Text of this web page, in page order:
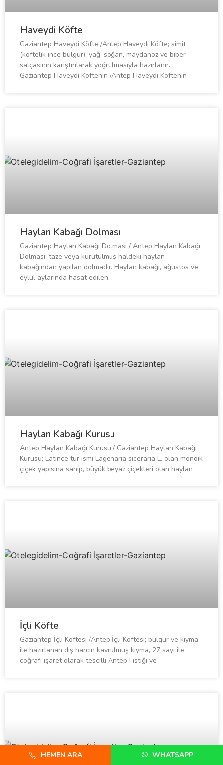
Haveydi Köfte
Gaziantep Haveydi Köfte /Antep Haveydi Köfte; simit
(köftelik ince bulgur), yağ, soğan, maydanoz ve biber
salçasının karıştırılarak yoğrulmasıyla hazırlanır.
Gaziantep Haveydi Köftenin /Antep Haveydi Köftenin
Haylan Kabağı Dolması
Gaziantep Haylan Kabağı Dolması / Antep Haylan Kabağı
Dolması; taze veya kurutulmuş haldeki haylan
kabağından yapılan dolmadır. Haylan kabağı, ağustos ve
eylül aylarında hasat edilen,
Haylan Kabağı Kurusu
Antep Haylan Kabağı Kurusu / Gaziantep Haylan Kabağı
Kurusu; Latince tür ismi Lagenaria siceraria L. olan monoik
çiçek yapısına sahip, büyük beyaz çiçekleri olan haylan
İçli Köfte
Gaziantep İçli Köftesi /Antep İçli Köftesi; bulgur ve kıyma
ile hazırlanan dış harcın kavrulmuş kıyma, 27 sayı ile
coğrafi işaret olarak tescilli Antep Fıstığı ve
HEMEN ARA WHATSAPP